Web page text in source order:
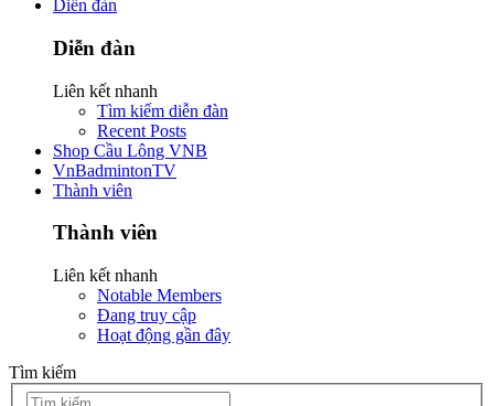
Diễn đàn
Diễn đàn
Liên kết nhanh
Tìm kiếm diễn đàn
Recent Posts
Shop Cầu Lông VNB
VnBadmintonTV
Thành viên
Thành viên
Liên kết nhanh
Notable Members
Đang truy cập
Hoạt động gần đây
Tìm kiếm